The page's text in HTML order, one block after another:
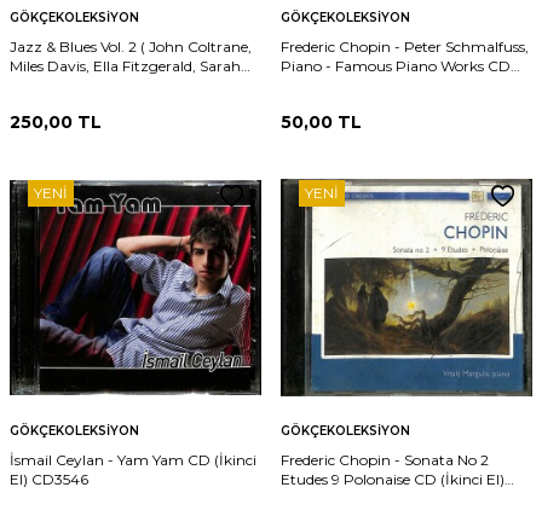
GÖKÇEKOLEKSIYON
Jazz & Blues Vol. 2 ( John Coltrane,
Miles Davis, Ella Fitzgerald, Sarah
250,00 TL
GÖKÇEKOLEKSIYON
Frederic Chopin - Peter Schmalfuss,
Piano - Famous Piano Works CD
50,00 TL
YENI
GÖKÇEKOLEKSIYON
İsmail Ceylan - Yam Yam CD (İkinci
El) CD3546
YENI
GÖKÇEKOLEKSIYON
Frederic Chopin - Sonata No 2
Etudes 9 Polonaise CD (İkinci El)